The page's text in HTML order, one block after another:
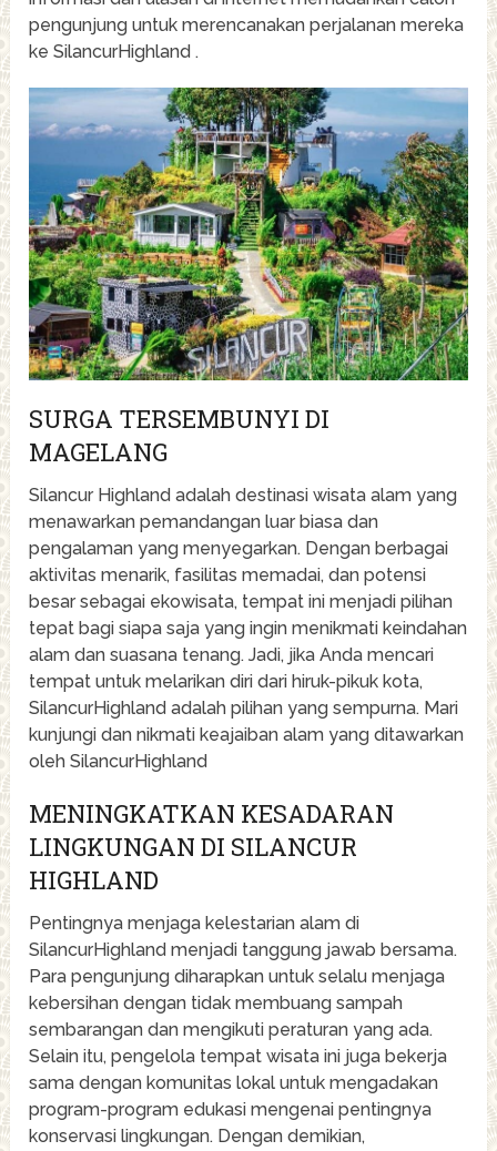
pengunjung untuk merencanakan perjalanan mereka
ke SilancurHighland .
SURGA TERSEMBUNYI DI
MAGELANG
Silancur Highland adalah destinasi wisata alam yang
menawarkan pemandangan luar biasa dan
pengalaman yang menyegarkan. Dengan berbagai
aktivitas menarik, fasilitas memadai, dan potensi
besar sebagai ekowisata, tempat ini menjadi pilihan
tepat bagi siapa saja yang ingin menikmati keindahan
alam dan suasana tenang. Jadi, jika Anda mencari
tempat untuk melarikan diri dari hiruk-pikuk kota,
SilancurHighland adalah pilihan yang sempurna. Mari
kunjungi dan nikmati keajaiban alam yang ditawarkan
oleh SilancurHighland
MENINGKATKAN KESADARAN
LINGKUNGAN DI SILANCUR
HIGHLAND
Pentingnya menjaga kelestarian alam di
SilancurHighland menjadi tanggung jawab bersama.
Para pengunjung diharapkan untuk selalu menjaga
kebersihan dengan tidak membuang sampah
sembarangan dan mengikuti peraturan yang ada.
Selain itu, pengelola tempat wisata ini juga bekerja
sama dengan komunitas lokal untuk mengadakan
program-program edukasi mengenai pentingnya
konservasi lingkungan. Dengan demikian,